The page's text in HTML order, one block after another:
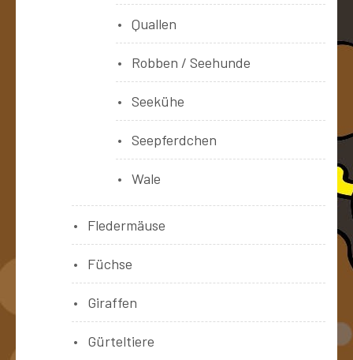
Quallen
Robben / Seehunde
Seekühe
Seepferdchen
Wale
Fledermäuse
Füchse
Giraffen
Gürteltiere